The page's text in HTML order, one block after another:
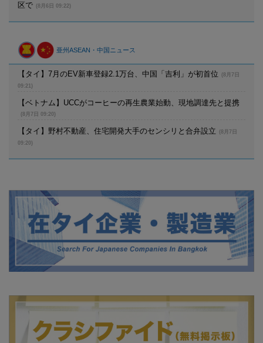
区で
(8月6日 09:22)
亜州ASEAN・中国ニュース
【タイ】7月のEV新車登録2.1万台、中国「吉利」が初首位
(8月7日
09:21)
【ベトナム】UCCがコーヒーの再生農業始動、現地調達先と提携
(8月7日 09:20)
【タイ】野村不動産、住宅開発大手のセンシリと合弁設立
(8月7日
09:20)